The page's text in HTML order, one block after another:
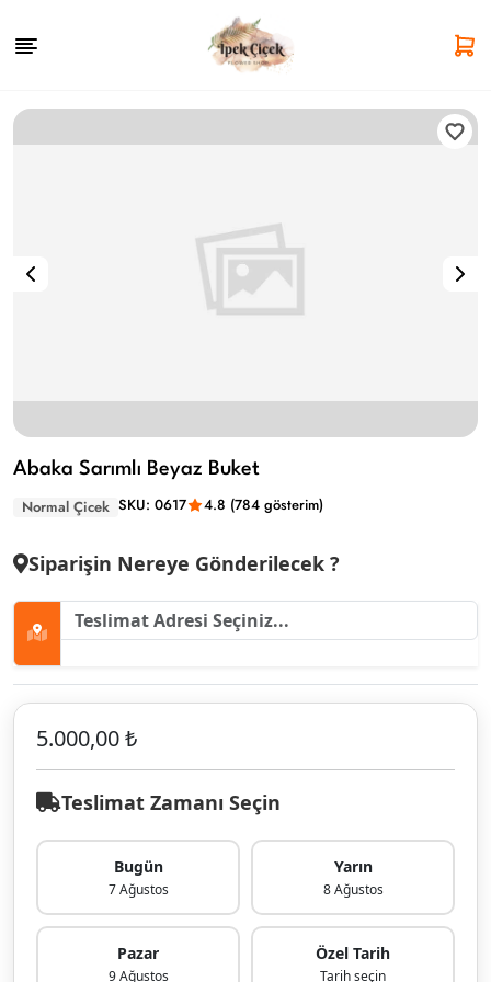
Abaka Sarımlı Beyaz Buket
Normal Çicek SKU: 0617 4.8 (784 gösterim)
Siparişin Nereye Gönderilecek ?
5.000,00 ₺
Teslimat Zamanı Seçin
Bugün
7 Ağustos
Yarın
8 Ağustos
Pazar
9 Ağustos
Özel Tarih
Tarih seçin